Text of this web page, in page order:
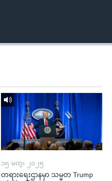
၁၅ မတ္၊ ၂၀၂၅
တရားရေးဌာနမှာ သမ္မတ Trump